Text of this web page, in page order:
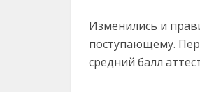
Изменились и
поступающему.
средний балл